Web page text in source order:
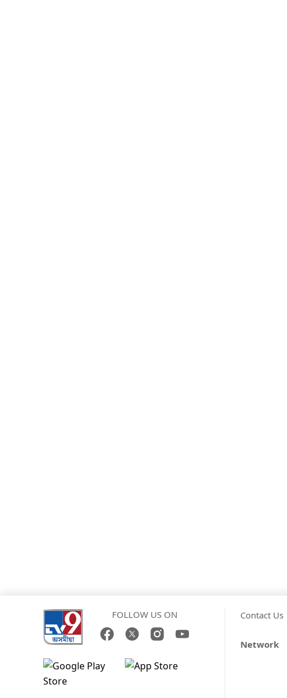
FOLLOW US ON Contact Us
Network